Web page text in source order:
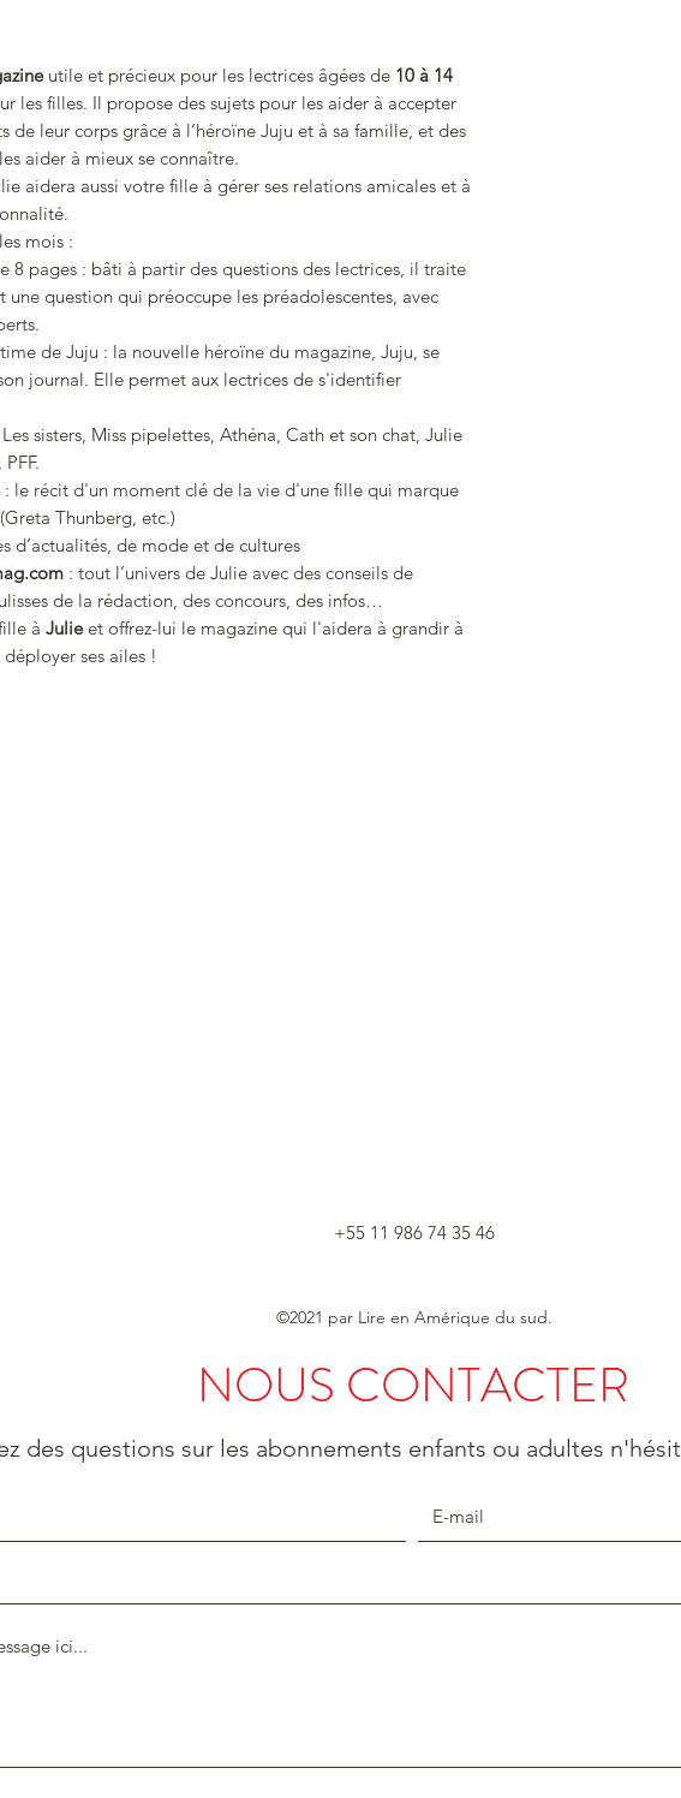
utile et précieux pour les lectrices âgées de 10 à 14
les filles. Il propose des sujets pour les aider à accepter
de leur corps grâce à l’héroïne Juju et à sa famille, et des
aider à mieux se connaître.
aidera aussi votre fille à gérer ses relations amicales et à
mois :
8 pages : bâti à partir des questions des lectrices, il traite
une question qui préoccupe les préadolescentes, avec
de Juju : la nouvelle héroïne du magazine, Juju, se
journal. Elle permet aux lectrices de s'identifier
sisters, Miss pipelettes, Athéna, Cath et son chat, Julie
le récit d'un moment clé de la vie d'une fille qui marque
Thunberg, etc.)
d’actualités, de mode et de cultures
: tout l’univers de Julie avec des conseils de
de la rédaction, des concours, des infos…
à Julieet offrez-lui le magazine qui l'aidera à grandir à
ses ailes !
+55 11 986 74 35 46
©2021 par Lire en Amérique du sud.
NOUS CONTACTER
des questions sur les abonnements enfants ou adultes